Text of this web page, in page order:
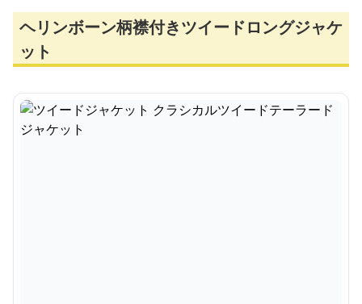
ヘリンボーン柄襟付きツイードロングジャケ
ット